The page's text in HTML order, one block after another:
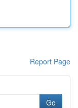
Report Page
Go